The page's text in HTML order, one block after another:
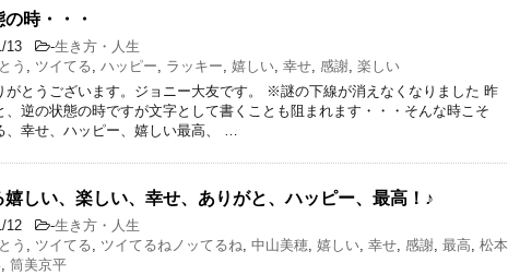
時・・・
13 -生き方・人生
う , ツイてる, ハッピー, ラッキー, 嬉しい, 幸せ, 感謝, 楽しい
がとうございます。ジョニー大友です。 ※謎の下線が消えなくなりました 昨
、逆の状態の時ですが文字として書くことも阻まれます・・・そんな時こそ
、幸せ、ハッピー、嬉しい最高、 …
嬉しい、楽しい、幸せ、ありがと、ハッピー、最高！♪
12 -生き方・人生
う , ツイてる, ツイてるねノッてるね, 中山美穂, 嬉しい, 幸せ, 感謝, 最高, 松本
, 筒美京平